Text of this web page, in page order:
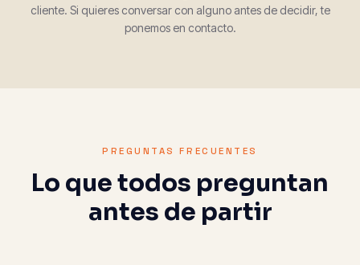
cliente. Si quieres conversar con alguno antes de decidir, te
ponemos en contacto.
PREGUNTAS FRECUENTES
Lo que todos preguntan
antes de partir